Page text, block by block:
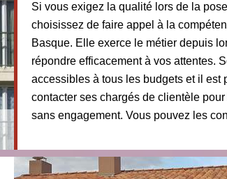
Si vous exigez la qualité lors de la
choisissez de faire appel à la
Basque. Elle exerce le métier depuis
répondre efficacement à vos attentes.
accessibles à tous les budgets et il est
contacter ses chargés de clientèle
sans engagement. Vous pouvez les